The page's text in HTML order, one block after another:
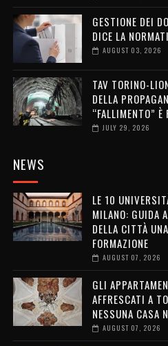
GESTIONE DEI
DICE LA
AUGUST 03, 2026
TAV TORINO-
DELLA
“FALLIMENTO” È
JULY 29, 2026
NEWS
LE 10
MILANO: GUIDA
DELLA CITTÀ
FORMAZIONE
AUGUST 07, 2026
GLI
AFFRESCATI A
NESSUNA CASA
AUGUST 07, 2026